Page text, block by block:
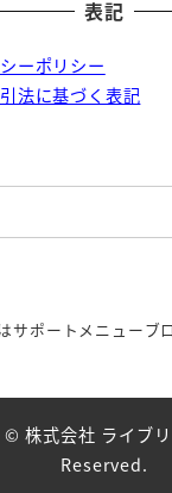
表記
ーポリシー
法に基づく表記
サポートメニューブ
©株式会社 ライブ
Reserved.